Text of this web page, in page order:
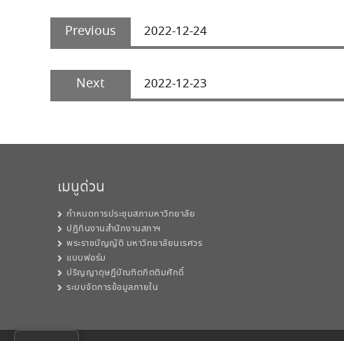
Post
navigation
Previous
Previous
post:
2022-12-24
Next
Next
post:
2022-12-23
เมนูด่วน
กำหนดการประชุมสภามหาวิทยาลัย
ปฏิทินงานสำนักงานสภาฯ
พระราชบัญญัติ มหาวิทยาลัยนเรศวร
แบบฟอร์ม
ปริญญาดุษฎีบัณฑิตกิตติมศักดิ์
ระบบจัดการข้อมูลภายใน